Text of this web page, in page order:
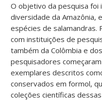
O objetivo da pesquisa foi
diversidade da Amazônia,
espécies de salamandras.
com instituições de
também da Colômbia e
pesquisadores
exemplares descritos
conservados em formol,
coleções científicas